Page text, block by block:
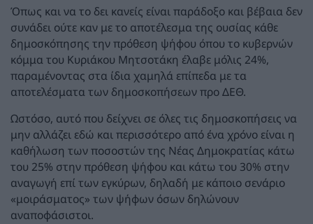
Όπως και να το δει κανείς είναι παράδοξο και βέβαια δεν
συνάδει ούτε καν με το αποτέλεσμα της ουσίας κάθε
δημοσκόπησης την πρόθεση ψήφου όπου το κυβερνών
κόμμα του Κυριάκου Μητσοτάκη έλαβε μόλις 24%,
παραμένοντας στα ίδια χαμηλά επίπεδα με τα
αποτελέσματα των δημοσκοπήσεων προ ΔΕΘ.
Ωστόσο, αυτό που δείχνει σε όλες τις δημοσκοπήσεις να
μην αλλάζει εδώ και περισσότερο από ένα χρόνο είναι η
καθήλωση των ποσοστών της Νέας Δημοκρατίας κάτω
του 25% στην πρόθεση ψήφου και κάτω του 30% στην
αναγωγή επί των εγκύρων, δηλαδή με κάποιο σενάριο
«μοιράσματος» των ψήφων όσων δηλώνουν
αναποφάσιστοι.